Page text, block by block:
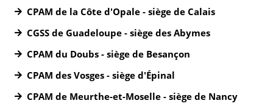
CPAM de la Côte d'Opale - siège de Calais
CGSS de Guadeloupe - siège des Abymes
CPAM du Doubs - siège de Besançon
CPAM des Vosges - siège d'Épinal
CPAM de Meurthe-et-Moselle - siège de Nancy